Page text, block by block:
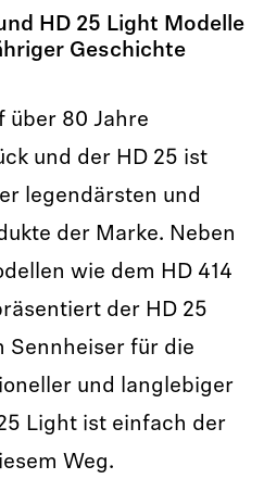
HD 25 Light Modelle
Geschichte
über 80 Jahre
und der HD 25 ist
legendärsten und
der Marke. Neben
wie dem HD 414
der HD 25
Sennheiser für die
und langlebiger
Light ist einfach der
Weg.